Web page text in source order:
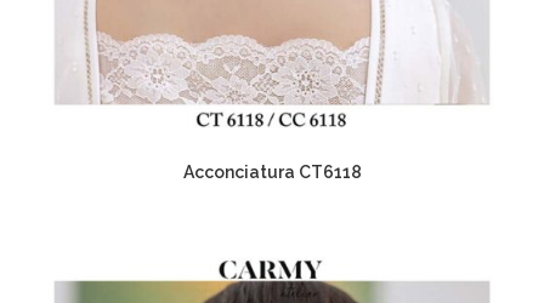
Acconciatura CT6118